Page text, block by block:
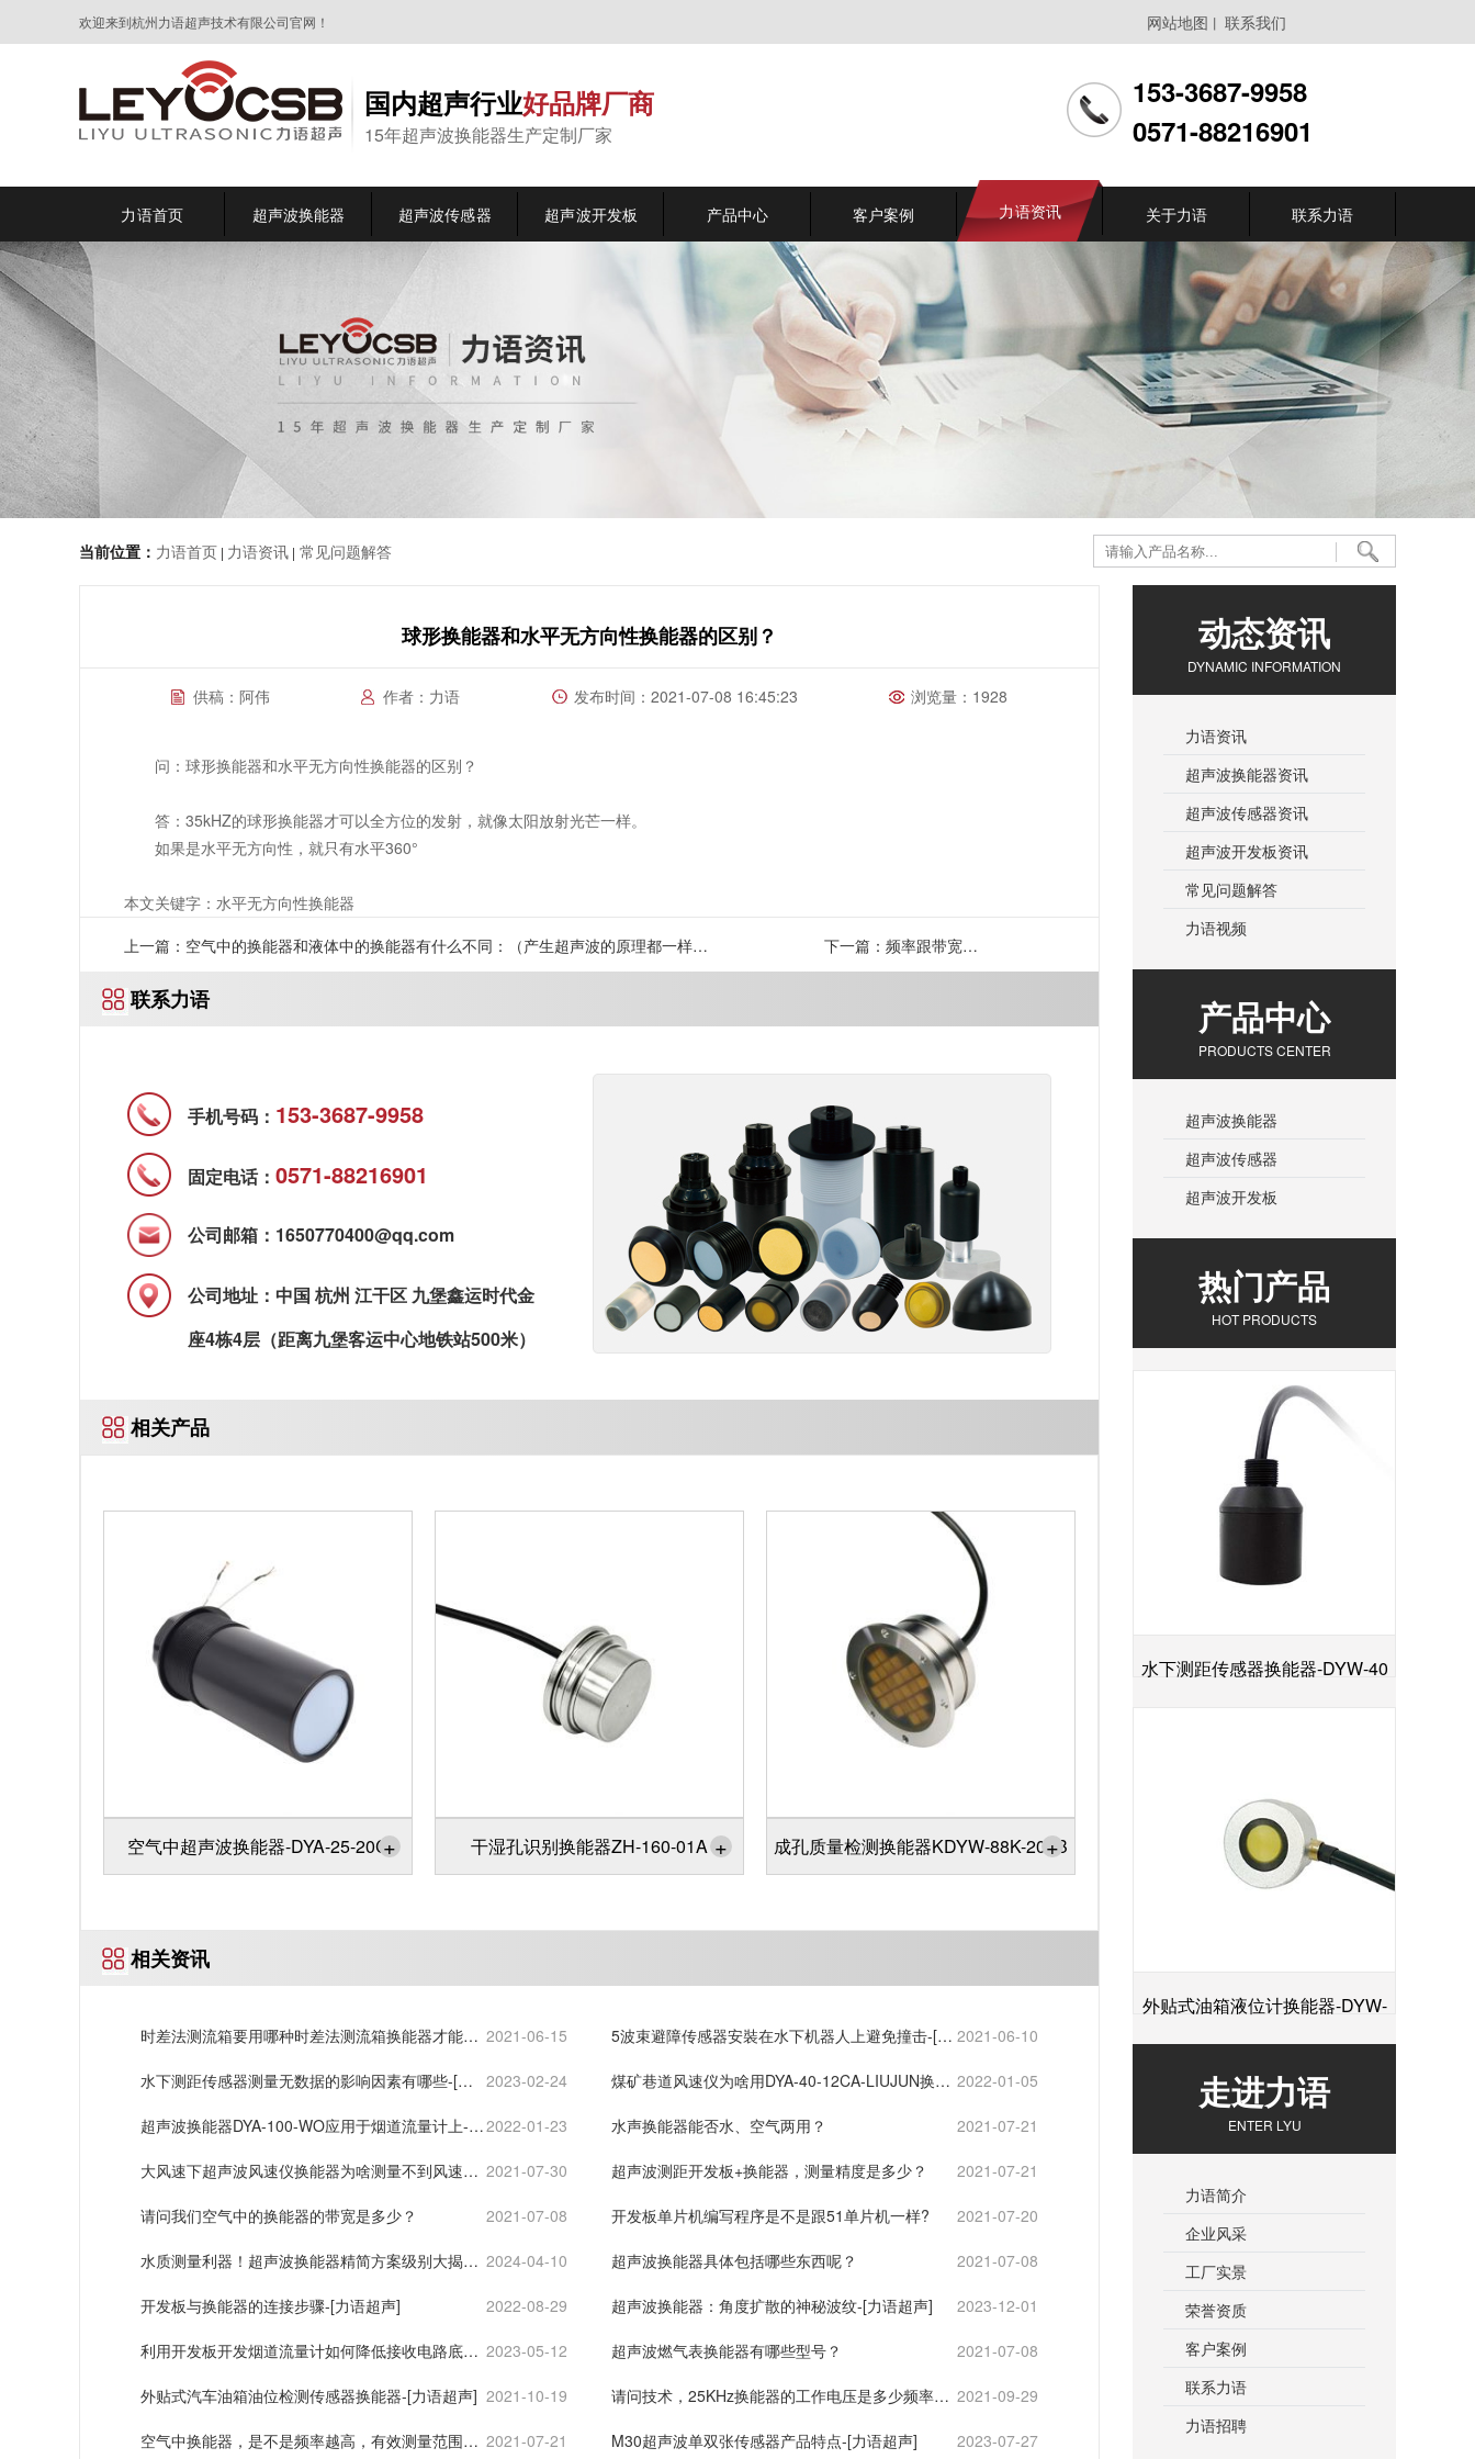
网站地图 丨 联系我们
欢迎来到杭州力语超声技术有限公司官网！
国内超声行业好品牌厂商
15年超声波换能器生产定制厂家
153-3687-9958
0571-88216901
力语首页 超声波换能器 超声波传感器 超声波开发板 产品中心 客户案例 力语资讯 关于力语 联系力语
当前位置： 力语首页 | 力语资讯 | 常见问题解答
球形换能器和水平无方向性换能器的区别？
供稿：阿伟 作者：力语 发布时间：2021-07-08 16:45:23 浏览量：1928
问：球形换能器和水平无方向性换能器的区别？
答：35kHZ的球形换能器才可以全方位的发射，就像太阳放射光芒一样。
如果是水平无方向性，就只有水平360°
本文关键字：水平无方向性换能器
上一篇：空气中的换能器和液体中的换能器有什么不同：（产生超声波的原理都一样，
而超声波又可以在各种介质中传播，
下一篇：频率跟带宽有
联系力语
手机号码： 153-3687-9958
固定电话：0571-88216901
公司邮箱：1650770400@qq.com
公司地址：中国 杭州 江干区 九堡鑫运时代金
座4栋4层（距离九堡客运中心地铁站500米）
相关产品
空气中超声波换能器-DYA-25-20C+ 干湿孔识别换能器ZH-160-01A + 成孔质量检测换能器KDYW-88K-200B
+
相关资讯
时差法测流箱要用哪种时差法测流箱换能器才能测 2021-06-15
5波束避障传感器安裝在水下机器人上避免撞击-[力 2021-06-10
水下测距传感器测量无数据的影响因素有哪些-[力
2023-02-24
煤矿巷道风速仪为啥用DYA-40-12CA-LIUJUN换能 2022-01-05
超声波换能器DYA-100-WO应用于烟道流量计上-
2022-01-23 水声换能器能否水、空气两用？ 2021-07-21
大风速下超声波风速仪换能器为啥测量不到风速
2021-07-30 超声波测距开发板+换能器，测量精度是多少？ 2021-07-21
请问我们空气中的换能器的带宽是多少？ 2021-07-08 开发板单片机编写程序是不是跟51单片机一样? 2021-07-20
水质测量利器！超声波换能器精简方案级别大揭
2024-04-10 超声波换能器具体包括哪些东西呢？ 2021-07-08
开发板与换能器的连接步骤-[力语超声] 2022-08-29 超声波换能器：角度扩散的神秘波纹-[力语超声] 2023-12-01
利用开发板开发烟道流量计如何降低接收电路底噪- 2023-05-12 超声波燃气表换能器有哪些型号？ 2021-07-08
外贴式汽车油箱油位检测传感器换能器-[力语超声] 2021-10-19
请问技术，25KHz换能器的工作电压是多少频率调 2021-09-29
空气中换能器，是不是频率越高，有效测量范围， 2021-07-21 M30超声波单双张传感器产品特点-[力语超声] 2023-07-27
动态资讯
DYNAMIC INFORMATION
力语资讯
超声波换能器资讯
超声波传感器资讯
超声波开发板资讯
常见问题解答
力语视频
产品中心
PRODUCTS CENTER
超声波换能器
超声波传感器
超声波开发板
热门产品
HOT PRODUCTS
水下测距传感器换能器-DYW-40
外贴式油箱液位计换能器-DYW-
2M-01F
走进力语
ENTER LYU
力语简介
企业风采
工厂实景
荣誉资质
客户案例
联系力语
力语招聘